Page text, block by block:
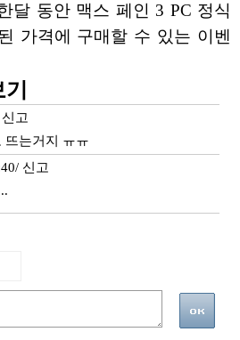
달 동안 맥스 페인 3 PC 정식
가격에 구매할 수 있는 이벤
신고
뜨는거지 ㅠㅠ
신고